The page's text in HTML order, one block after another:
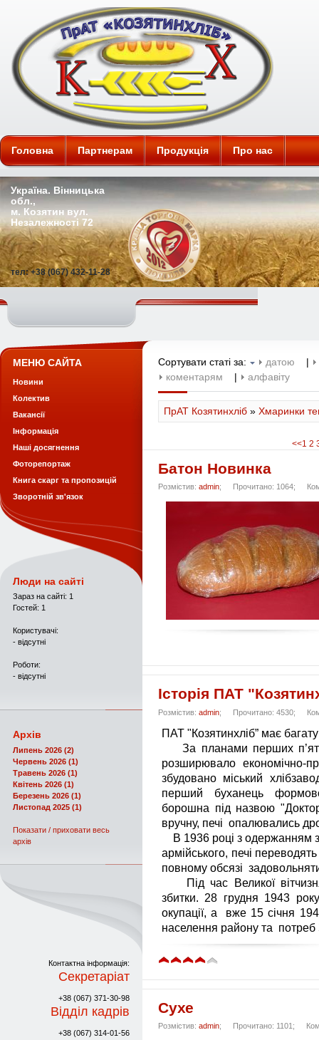
ПАТ "Козятинхліб"
Головна Партнерам Продукція Про нас
Україна. Вінницька
обл.,
м. Козятин вул.
Незалежності 72
тел: +38 (067) 432-11-28
Сортувати статі за: датою
|
коментарям
| алфавіту
ПрАТ Козятинхліб » Хмаринки
<<1 2
Батон Новинка
Розмістив: admin; Прочитано: 1064;
Історія ПАТ
Розмістив: admin; Прочитано: 4530;
ПАТ "Козятинхліб” має
За планами перших
розширювало економічно-
збудовано міський
перший буханець
борошна під назвою
вручну, печі опалювались
В 1936 році з одержанням
армійського, печі
повному обсязі
Під час Великої
збитки. 28 грудня 1943
окупації, а вже 15 січня
населення району та
Сухе
Розмістив: admin; Прочитано: 1101;
МЕНЮ САЙТА
Новини
Колектив
Вакансії
Інформація
Наші досягнення
Фоторепортаж
Книга скарг та пропозицій
Зворотній зв'язок
Люди на сайті
Зараз на сайті: 1
Гостей: 1
Користувачі:
- відсутні
Роботи:
- відсутні
Архів
Липень 2026 (2)
Червень 2026 (1)
Травень 2026 (1)
Квітень 2026 (1)
Березень 2026 (1)
Листопад 2025 (1)
Показати / приховати весь
архів
Контактна інформація:
Секретаріат
+38 (067) 371-30-98
Відділ кадрів
+38 (067) 314-01-56